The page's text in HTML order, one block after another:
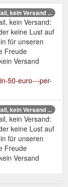
kein Versand ...
kein Versand:
keine Lust auf
für unseren
Freude
Versand
50-euro---per-
kein Versand ...
kein Versand:
keine Lust auf
für unseren
Freude
Versand